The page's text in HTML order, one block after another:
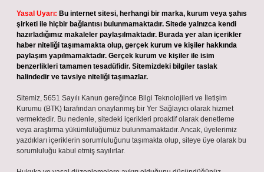
Yasal Uyarı: Bu internet sitesi, herhangi bir marka, kurum veya şahıs
şirketi ile hiçbir bağlantısı bulunmamaktadır. Sitede yalnızca kendi
hazırladığımız makaleler paylaşılmaktadır. Burada yer alan içerikler
haber niteliği taşımamakta olup, gerçek kurum ve kişiler hakkında
paylaşım yapılmamaktadır. Gerçek kurum ve kişiler ile isim
benzerlikleri tamamen tesadüfidir. Sitemizdeki bilgiler taslak
halindedir ve tavsiye niteliği taşımazlar.
Sitemiz, 5651 Sayılı Kanun gereğince Bilgi Teknolojileri ve İletişim
Kurumu (BTK) tarafından onaylanmış bir Yer Sağlayıcı olarak hizmet
vermektedir. Bu nedenle, sitedeki içerikleri proaktif olarak denetleme
veya araştırma yükümlülüğümüz bulunmamaktadır. Ancak, üyelerimiz
yazdıkları içeriklerin sorumluluğunu taşımakta olup, siteye üye olarak bu
sorumluluğu kabul etmiş sayılırlar.